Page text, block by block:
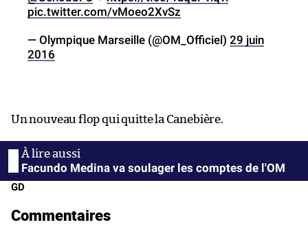
pic.twitter.com/vMoeo2XvSz
— Olympique Marseille (@OM_Officiel) 29 juin
2016
Un nouveau flop qui quitte la Canebière.
Facundo Medina va soulager les comptes de l'OM
GD
Commentaires